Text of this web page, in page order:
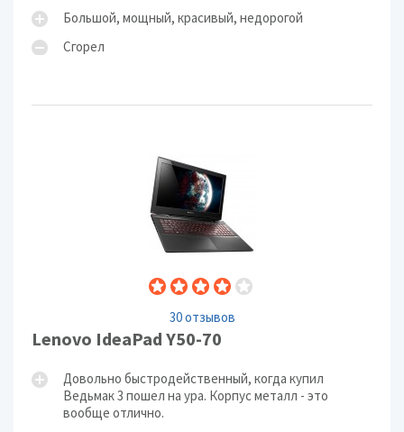
Большой, мощный, красивый, недорогой
Сгорел
30 отзывов
Lenovo IdeaPad Y50-70
Довольно быстродейственный, когда купил
Ведьмак 3 пошел на ура. Корпус металл - это
вообще отлично.